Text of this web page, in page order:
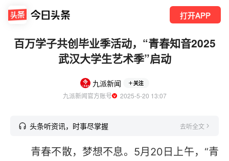
打开APP
百万学子共创毕业季活动，“青春知音2025
武汉大学生艺术季”启动
九派新闻 关注
九派新闻官方账号
  2025-5-20 13:07
头条听资讯，时事尽掌握 去听全文
青春不散，梦想不息。5月20日上午，“青